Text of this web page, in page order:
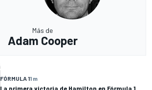
Más de
Adam Cooper
FÓRMULA 11 m
La primera victoria de Hamilton en Fórmula 1